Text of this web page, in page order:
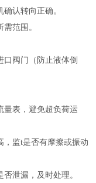
认转向正确。
范围。
阀门（防止液体倒
表，避免超负荷运
监t是否有摩擦或振动
泄漏，及时处理。